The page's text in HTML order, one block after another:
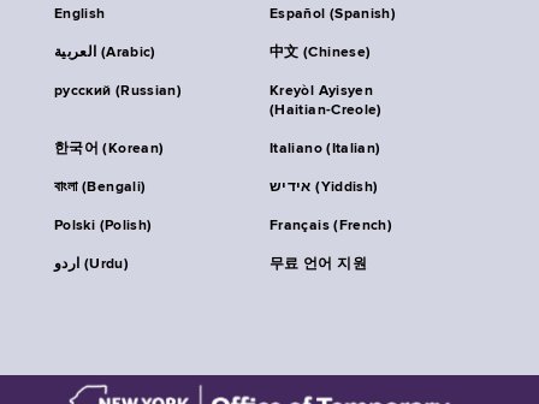
English Español (Spanish)
العربية (Arabic) 中文 (Chinese)
русский (Russian)
Kreyòl Ayisyen
(Haitian-Creole)
한국어 (Korean) Italiano (Italian)
বাংলা (Bengali) אידיש (Yiddish)
Polski (Polish) Français (French)
اردو (Urdu) 무료 언어 지원